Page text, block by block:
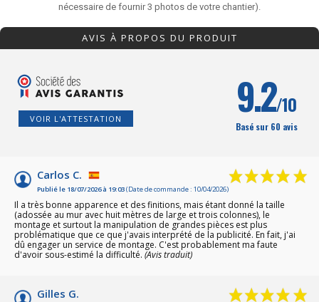
nécessaire de fournir 3 photos de votre chantier).
AVIS À PROPOS DU PRODUIT
VOIR L'ATTESTATION 9.2/10
Basé sur 60 avis
Carlos C.
Publié le 18/07/2026 à 19:03(Date de commande : 10/04/2026)
Il a très bonne apparence et des finitions, mais étant donné la taille
(adossée au mur avec huit mètres de large et trois colonnes), le
montage et surtout la manipulation de grandes pièces est plus
problématique que ce que j'avais interprété de la publicité. En fait, j'ai
dû engager un service de montage. C'est probablement ma faute
d'avoir sous-estimé la difficulté. (Avis traduit)
Gilles G.